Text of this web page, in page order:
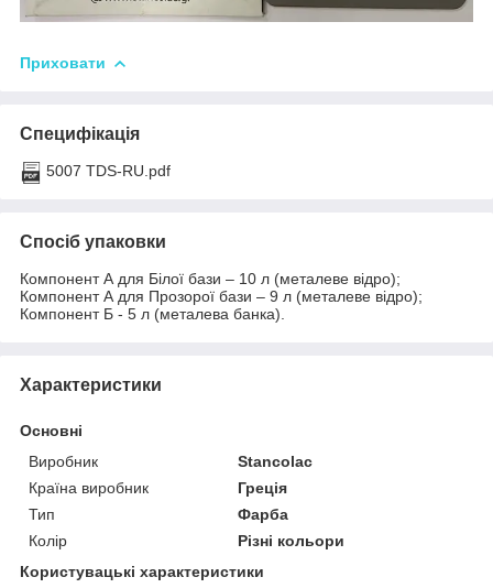
Приховати
Специфікація
5007 TDS-RU.pdf
Спосіб упаковки
Компонент А для Білої бази – 10 л (металеве відро);
Компонент А для Прозорої бази – 9 л (металеве відро);
Компонент Б - 5 л (металева банка).
Характеристики
Основні
Виробник
Stancolac
Країна виробник
Греція
Тип
Фарба
Колір
Різні кольори
Користувацькі характеристики